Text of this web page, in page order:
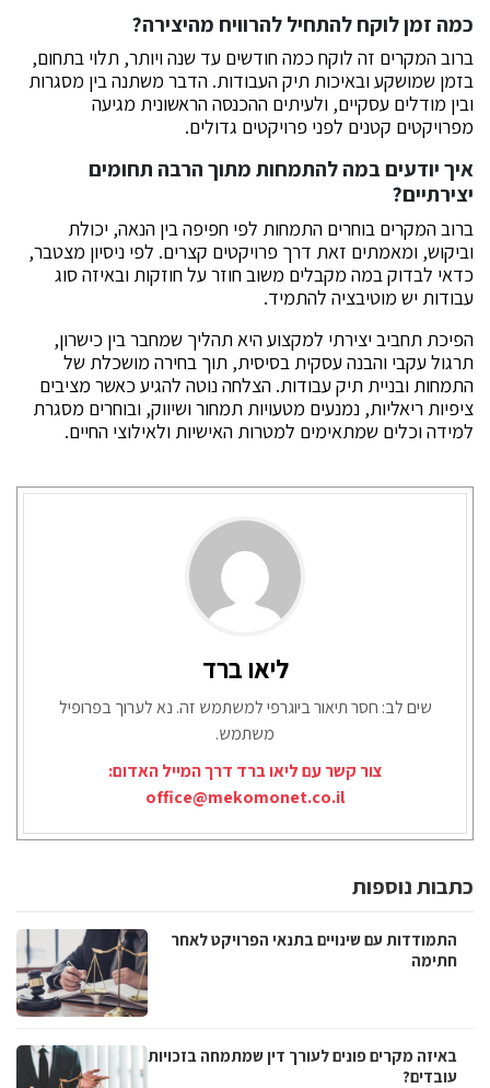
כמה זמן לוקח להתחיל להרוויח מהיצירה?
ברוב המקרים זה לוקח כמה חודשים עד שנה ויותר, תלוי בתחום,
בזמן שמושקע ובאיכות תיק העבודות. הדבר משתנה בין מסגרות
ובין מודלים עסקיים, ולעיתים ההכנסה הראשונית מגיעה
מפרויקטים קטנים לפני פרויקטים גדולים.
איך יודעים במה להתמחות מתוך הרבה תחומים
יצירתיים?
ברוב המקרים בוחרים התמחות לפי חפיפה בין הנאה, יכולת
וביקוש, ומאמתים זאת דרך פרויקטים קצרים. לפי ניסיון מצטבר,
כדאי לבדוק במה מקבלים משוב חוזר על חוזקות ובאיזה סוג
עבודות יש מוטיבציה להתמיד.
הפיכת תחביב יצירתי למקצוע היא תהליך שמחבר בין כישרון,
תרגול עקבי והבנה עסקית בסיסית, תוך בחירה מושכלת של
התמחות ובניית תיק עבודות. הצלחה נוטה להגיע כאשר מציבים
ציפיות ריאליות, נמנעים מטעויות תמחור ושיווק, ובוחרים מסגרת
למידה וכלים שמתאימים למטרות האישיות ולאילוצי החיים.
ליאו ברד
שים לב: חסר תיאור ביוגרפי למשתמש זה. נא לערוך בפרופיל
משתמש.
צור קשר עם ליאו ברד דרך המייל האדום:
office@mekomonet.co.il
כתבות נוספות
התמודדות עם שינויים בתנאי הפרויקט לאחר
חתימה
באיזה מקרים פונים לעורך דין שמתמחה בזכויות
עובדים?